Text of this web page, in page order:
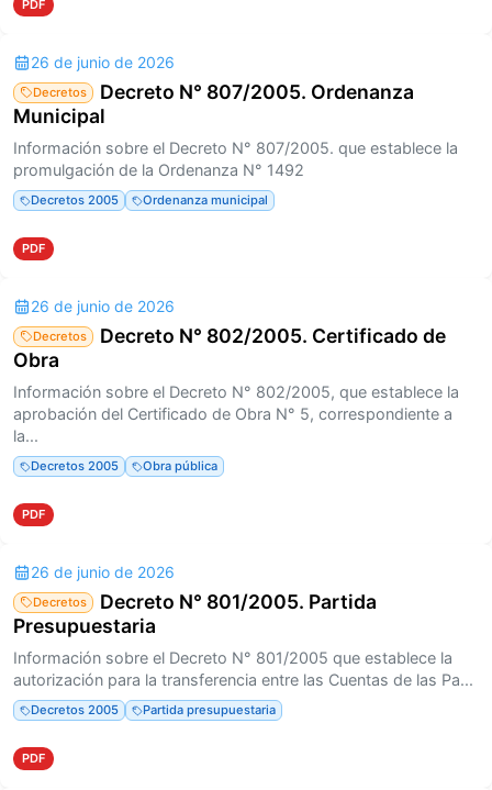
PDF
26 de junio de 2026
Decretos
Decreto N° 807/2005. Ordenanza
Municipal
Información sobre el Decreto N° 807/2005. que establece la
promulgación de la Ordenanza N° 1492
Decretos 2005 Ordenanza municipal
PDF
26 de junio de 2026
Decretos
Decreto N° 802/2005. Certificado de
Obra
Información sobre el Decreto N° 802/2005, que establece la
aprobación del Certificado de Obra N° 5, correspondiente a
la...
Decretos 2005 Obra pública
PDF
26 de junio de 2026
Decretos
Decreto N° 801/2005. Partida
Presupuestaria
Información sobre el Decreto N° 801/2005 que establece la
autorización para la transferencia entre las Cuentas de las Pa...
Decretos 2005 Partida presupuestaria
PDF